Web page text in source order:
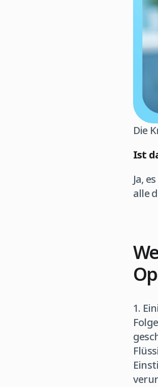
Die
Ist
Ja,
alle
1.